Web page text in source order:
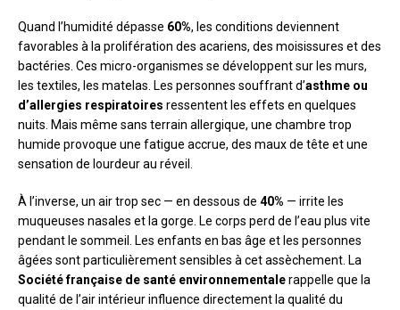
Quand l’humidité dépasse 60%, les conditions deviennent
favorables à la prolifération des acariens, des moisissures et des
bactéries. Ces micro-organismes se développent sur les murs,
les textiles, les matelas. Les personnes souffrant d’asthme ou
d’allergies respiratoires ressentent les effets en quelques
nuits. Mais même sans terrain allergique, une chambre trop
humide provoque une fatigue accrue, des maux de tête et une
sensation de lourdeur au réveil.
À l’inverse, un air trop sec — en dessous de 40% — irrite les
muqueuses nasales et la gorge. Le corps perd de l’eau plus vite
pendant le sommeil. Les enfants en bas âge et les personnes
âgées sont particulièrement sensibles à cet assèchement. La
Société française de santé environnementalerappelle que la
qualité de l’air intérieur influence directement la qualité du